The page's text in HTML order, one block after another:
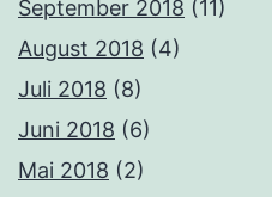
September 2018 (11)
August 2018 (4)
Juli 2018 (8)
Juni 2018 (6)
Mai 2018 (2)